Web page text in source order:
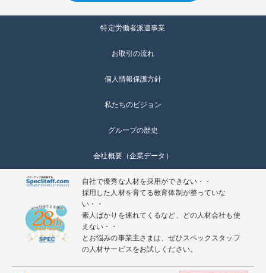
特定労働者派遣事業
お取引の流れ
個人情報保護方針
私たちのビジョン
グループの歴史
会社概要（企業データ）
自社で優秀な人材を採用ができない・・
採用した人材を育てる教育体制が整っていな
い・・
素人ばかりを連れてくるなど、どの人材会社も使
えない・・
とお悩みの事業主さまは、ぜひスペックスタッフ
の人材サービスをお試しください。